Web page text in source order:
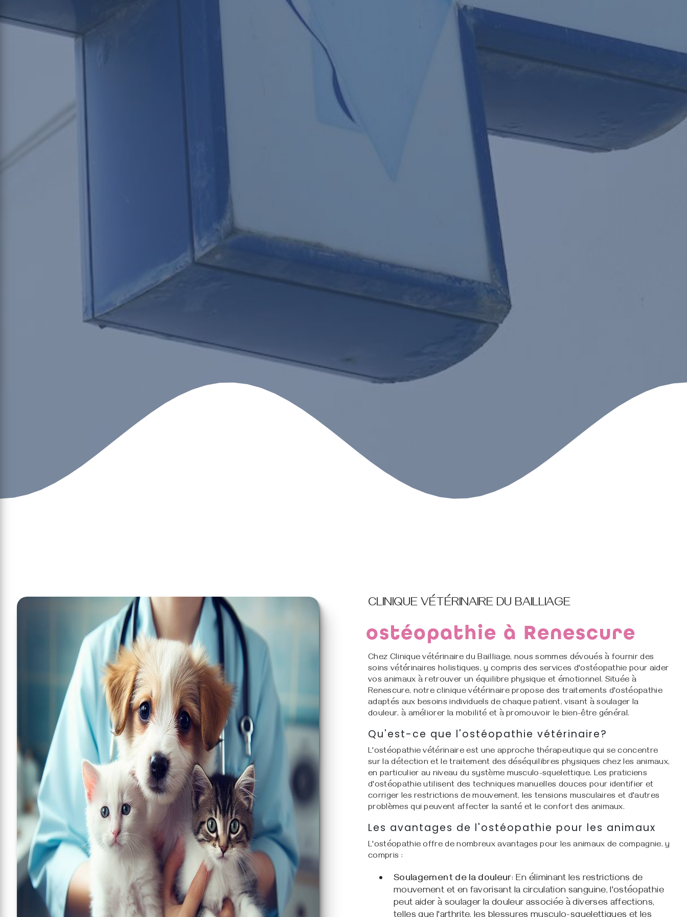
CLINIQUE VÉTÉRINAIRE DU BAILLIAGE
ostéopathie à Renescure
Chez Clinique vétérinaire du Bailliage, nous sommes dévoués à fournir des
soins vétérinaires holistiques, y compris des services d'ostéopathie pour aider
vos animaux à retrouver un équilibre physique et émotionnel. Située à
Renescure, notre clinique vétérinaire propose des traitements d'ostéopathie
adaptés aux besoins individuels de chaque patient, visant à soulager la
douleur, à améliorer la mobilité et à promouvoir le bien-être général.
Qu'est-ce que l'ostéopathie vétérinaire?
L'ostéopathie vétérinaire est une approche thérapeutique qui se concentre
sur la détection et le traitement des déséquilibres physiques chez les animaux,
en particulier au niveau du système musculo-squelettique. Les praticiens
d'ostéopathie utilisent des techniques manuelles douces pour identifier et
corriger les restrictions de mouvement, les tensions musculaires et d'autres
problèmes qui peuvent affecter la santé et le confort des animaux.
Les avantages de l'ostéopathie pour les animaux
L'ostéopathie offre de nombreux avantages pour les animaux de compagnie, y
compris :
Soulagement de la douleur: En éliminant les restrictions de
mouvement et en favorisant la circulation sanguine, l'ostéopathie
peut aider à soulager la douleur associée à diverses affections,